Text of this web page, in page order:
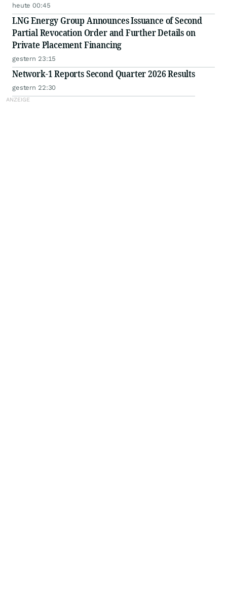
heute 00:45
LNG Energy Group Announces Issuance of Second
Partial Revocation Order and Further Details on
Private Placement Financing
gestern 23:15
Network-1 Reports Second Quarter 2026 Results
gestern 22:30